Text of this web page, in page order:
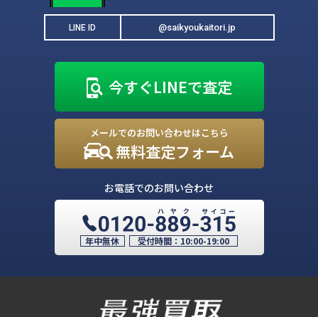
LINE ID @saikyoukaitori.jp
今すぐLINEで査定
メールでのお問い合わせはこちら
無料査定フォーム
お電話でのお問い合わせ
年中無休 受付時間： 10:00-19:00